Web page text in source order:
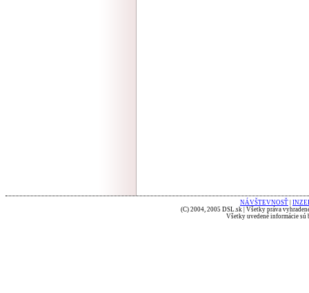
NÁVŠTEVNOSŤ
(C) 2004, 2005 DSL.sk | Všetky práva
Všetky uvedené informácie sú